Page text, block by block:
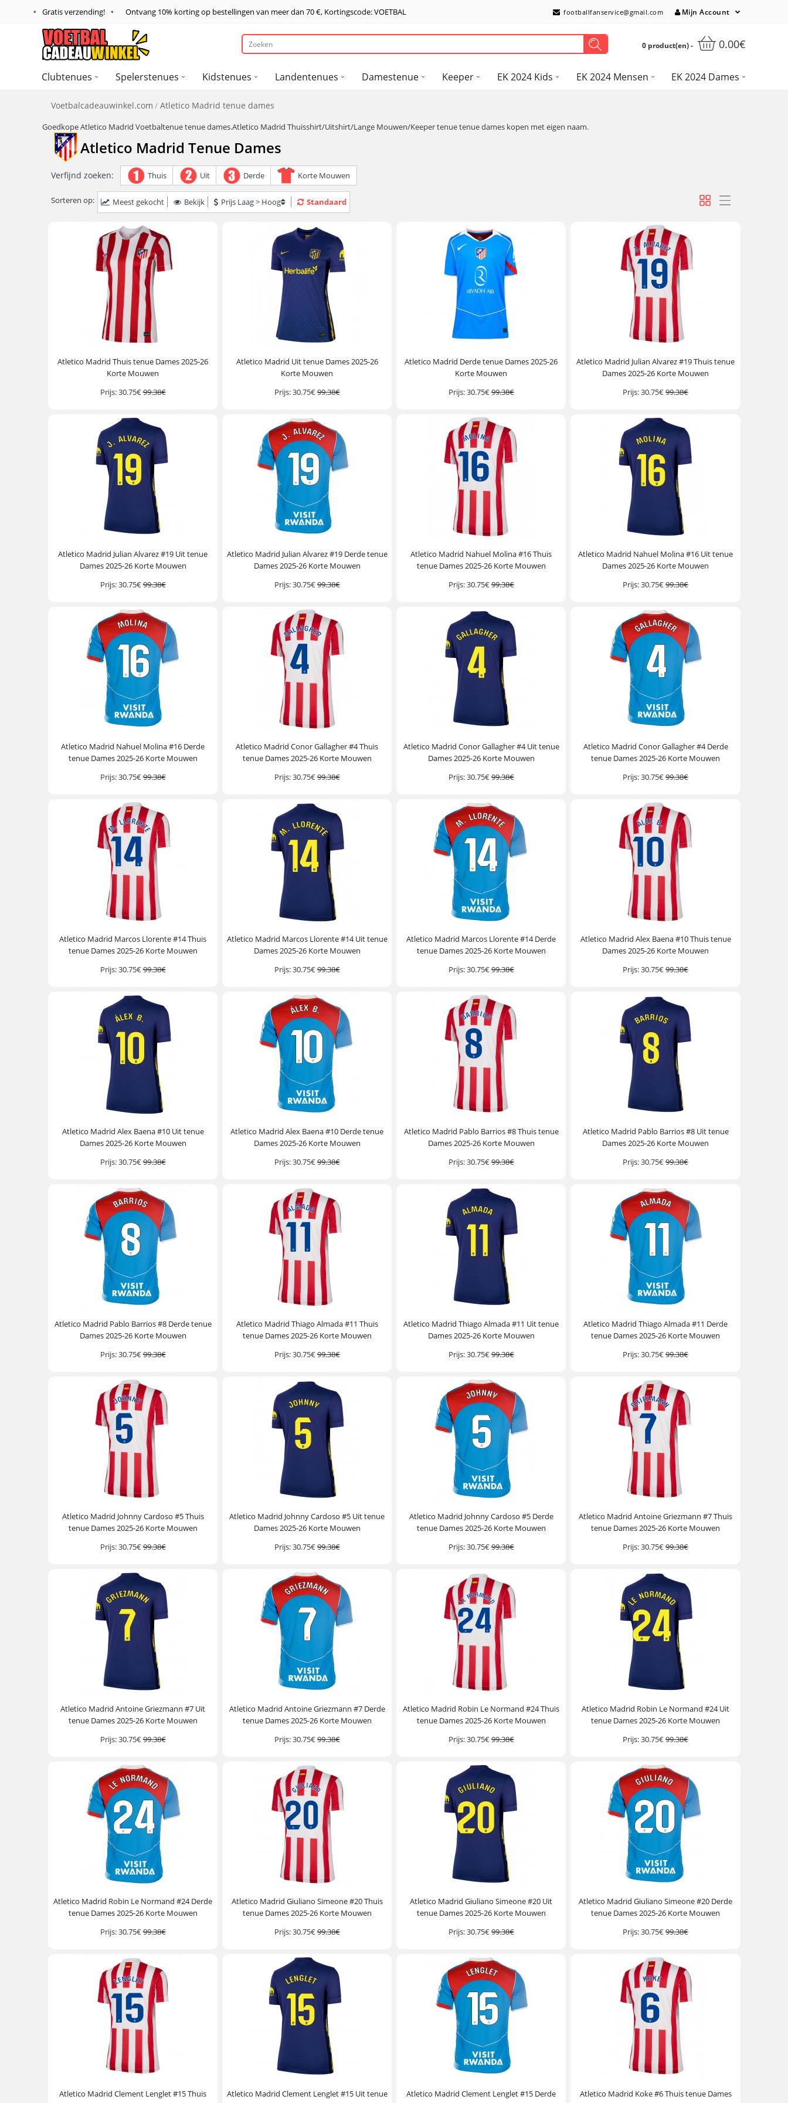
Gratis verzending! Ontvang 10% korting op bestellingen van meer dan 70 €, Kortingscode: VOETBAL footballfanservice@gmail.com Mijn Account
0 product(en) - 0.00€
Clubtenues Spelerstenues Kidstenues Landentenues Damestenue Keeper EK 2024 Kids EK 2024 Mensen EK 2024 Dames
Voetbalcadeauwinkel.com Atletico Madrid tenue dames
Goedkope Atletico Madrid Voetbaltenue tenue dames.Atletico Madrid Thuisshirt/Uitshirt/Lange Mouwen/Keeper tenue tenue dames kopen met eigen naam.
Atletico Madrid Tenue Dames
Verfijnd zoeken: Thuis Uit Derde Korte Mouwen
Sorteren op: Meest gekocht Bekijk Prijs Laag > Hoog Standaard
Atletico Madrid Thuis tenue Dames 2025-26
Korte Mouwen
Prijs:30.75€99.38€
Atletico Madrid Uit tenue Dames 2025-26
Korte Mouwen
Prijs:30.75€99.38€
Atletico Madrid Derde tenue Dames 2025-26
Korte Mouwen
Prijs:30.75€99.38€
Atletico Madrid Julian Alvarez #19 Thuis tenue
Dames 2025-26 Korte Mouwen
Prijs:30.75€99.38€
Atletico Madrid Julian Alvarez #19 Uit tenue
Dames 2025-26 Korte Mouwen
Prijs:30.75€99.38€
Atletico Madrid Julian Alvarez #19 Derde tenue
Dames 2025-26 Korte Mouwen
Prijs:30.75€99.38€
Atletico Madrid Nahuel Molina #16 Thuis
tenue Dames 2025-26 Korte Mouwen
Prijs:30.75€99.38€
Atletico Madrid Nahuel Molina #16 Uit tenue
Dames 2025-26 Korte Mouwen
Prijs:30.75€99.38€
Atletico Madrid Nahuel Molina #16 Derde
tenue Dames 2025-26 Korte Mouwen
Prijs:30.75€99.38€
Atletico Madrid Conor Gallagher #4 Thuis
tenue Dames 2025-26 Korte Mouwen
Prijs:30.75€99.38€
Atletico Madrid Conor Gallagher #4 Uit tenue
Dames 2025-26 Korte Mouwen
Prijs:30.75€99.38€
Atletico Madrid Conor Gallagher #4 Derde
tenue Dames 2025-26 Korte Mouwen
Prijs:30.75€99.38€
Atletico Madrid Marcos Llorente #14 Thuis
tenue Dames 2025-26 Korte Mouwen
Prijs:30.75€99.38€
Atletico Madrid Marcos Llorente #14 Uit tenue
Dames 2025-26 Korte Mouwen
Prijs:30.75€99.38€
Atletico Madrid Marcos Llorente #14 Derde
tenue Dames 2025-26 Korte Mouwen
Prijs:30.75€99.38€
Atletico Madrid Alex Baena #10 Thuis tenue
Dames 2025-26 Korte Mouwen
Prijs:30.75€99.38€
Atletico Madrid Alex Baena #10 Uit tenue
Dames 2025-26 Korte Mouwen
Prijs:30.75€99.38€
Atletico Madrid Alex Baena #10 Derde tenue
Dames 2025-26 Korte Mouwen
Prijs:30.75€99.38€
Atletico Madrid Pablo Barrios #8 Thuis tenue
Dames 2025-26 Korte Mouwen
Prijs:30.75€99.38€
Atletico Madrid Pablo Barrios #8 Uit tenue
Dames 2025-26 Korte Mouwen
Prijs:30.75€99.38€
Atletico Madrid Pablo Barrios #8 Derde tenue
Dames 2025-26 Korte Mouwen
Prijs:30.75€99.38€
Atletico Madrid Thiago Almada #11 Thuis
tenue Dames 2025-26 Korte Mouwen
Prijs:30.75€99.38€
Atletico Madrid Thiago Almada #11 Uit tenue
Dames 2025-26 Korte Mouwen
Prijs:30.75€99.38€
Atletico Madrid Thiago Almada #11 Derde
tenue Dames 2025-26 Korte Mouwen
Prijs:30.75€99.38€
Atletico Madrid Johnny Cardoso #5 Thuis
tenue Dames 2025-26 Korte Mouwen
Prijs:30.75€99.38€
Atletico Madrid Johnny Cardoso #5 Uit tenue
Dames 2025-26 Korte Mouwen
Prijs:30.75€99.38€
Atletico Madrid Johnny Cardoso #5 Derde
tenue Dames 2025-26 Korte Mouwen
Prijs:30.75€99.38€
Atletico Madrid Antoine Griezmann #7 Thuis
tenue Dames 2025-26 Korte Mouwen
Prijs:30.75€99.38€
Atletico Madrid Antoine Griezmann #7 Uit
tenue Dames 2025-26 Korte Mouwen
Prijs:30.75€99.38€
Atletico Madrid Antoine Griezmann #7 Derde
tenue Dames 2025-26 Korte Mouwen
Prijs:30.75€99.38€
Atletico Madrid Robin Le Normand #24 Thuis
tenue Dames 2025-26 Korte Mouwen
Prijs:30.75€99.38€
Atletico Madrid Robin Le Normand #24 Uit
tenue Dames 2025-26 Korte Mouwen
Prijs:30.75€99.38€
Atletico Madrid Robin Le Normand #24 Derde
tenue Dames 2025-26 Korte Mouwen
Prijs:30.75€99.38€
Atletico Madrid Giuliano Simeone #20 Thuis
tenue Dames 2025-26 Korte Mouwen
Prijs:30.75€99.38€
Atletico Madrid Giuliano Simeone #20 Uit
tenue Dames 2025-26 Korte Mouwen
Prijs:30.75€99.38€
Atletico Madrid Giuliano Simeone #20 Derde
tenue Dames 2025-26 Korte Mouwen
Prijs:30.75€99.38€
Atletico Madrid Clement Lenglet #15 Thuis
Atletico Madrid Clement Lenglet #15 Uit tenue
Atletico Madrid Clement Lenglet #15 Derde
Atletico Madrid Koke #6 Thuis tenue Dames